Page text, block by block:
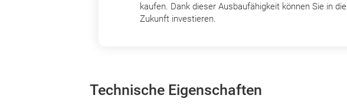
kaufen. Dank dieser Ausbaufähigkeit können Sie in die
Zukunft investieren.
Technische Eigenschaften